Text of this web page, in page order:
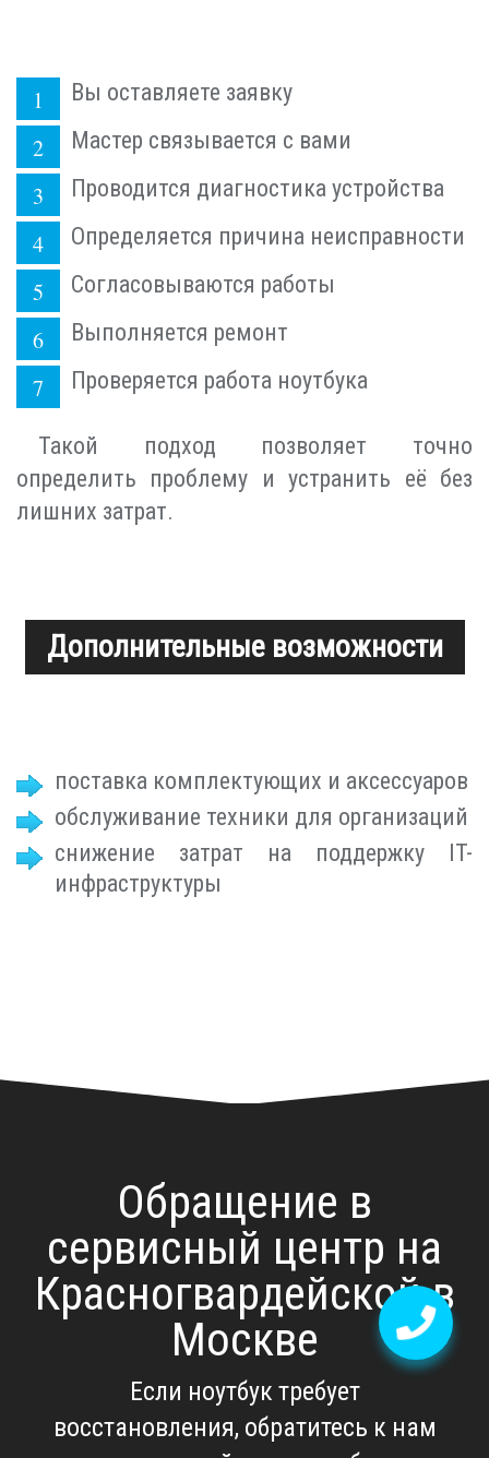
Вы оставляете заявку
Мастер связывается с вами
Проводится диагностика устройства
Определяется причина неисправности
Согласовываются работы
Выполняется ремонт
Проверяется работа ноутбука
Такой подход позволяет точно
определить проблему и устранить её без
лишних затрат.
Дополнительные возможности
поставка комплектующих и аксессуаров
обслуживание техники для организаций
снижение затрат на поддержку IT-
инфраструктуры
Обращение в
сервисный центр на
Красногвардейской в
Москве
Если ноутбук требует
восстановления, обратитесь к нам